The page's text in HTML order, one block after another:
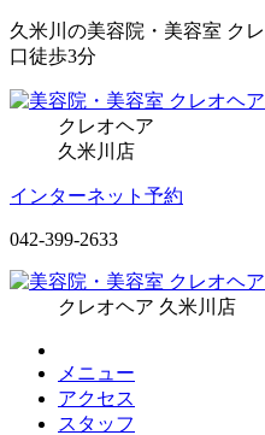
久米川の美容院・美容室 ク
口徒歩3分
クレオヘア
久米川店
インターネット予約
042-399-2633
クレオヘア 久米川店
メニュー
アクセス
スタッフ